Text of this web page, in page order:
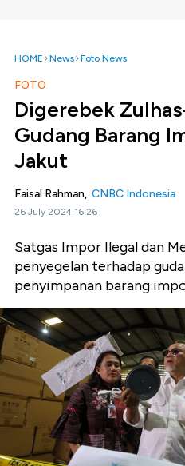
HOME News Foto News
FOTO
Digerebek
Gudang Barang
Jakut
Faisal Rahman, CNBC Indonesia
26 July 2024 16:26
Satgas Impor Ilegal dan
penyegelan terhadap
penyimpanan barang